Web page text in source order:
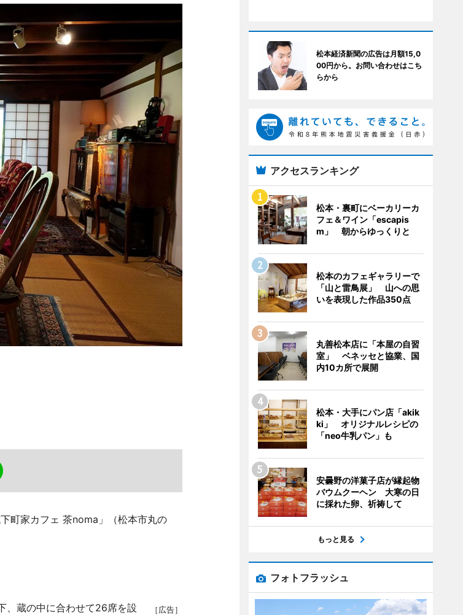
町家カフェ 茶noma」（松本市丸の
［広告］
、蔵の中に合わせて26席を設
松本経済新聞の広告は月額15,0
00円から。お問い合わせはこち
らから
アクセスランキング
松本・裏町にベーカリーカ
フェ＆ワイン「escapis
m」 朝からゆっくりと
松本のカフェギャラリーで
「山と雷鳥展」 山への思
いを表現した作品350点
丸善松本店に「本屋の自習
室」 ベネッセと協業、国
内10カ所で展開
松本・大手にパン店「akik
ki」 オリジナルレシピの
「neo牛乳パン」も
安曇野の洋菓子店が縁起物
バウムクーヘン 大寒の日
に採れた卵、祈祷して
もっと見る
フォトフラッシュ